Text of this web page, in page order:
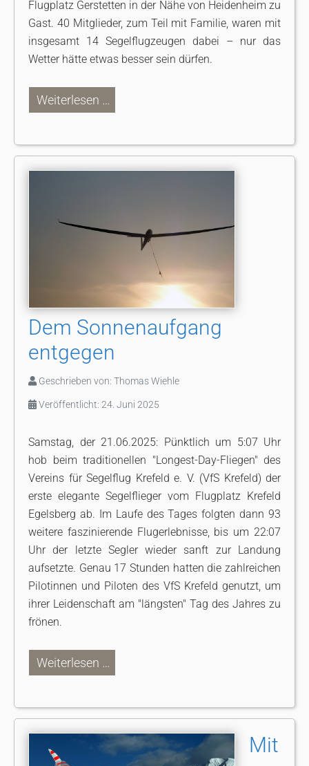
Flugplatz Gerstetten in der Nähe von Heidenheim zu
Gast. 40 Mitglieder, zum Teil mit Familie, waren mit
insgesamt 14 Segelflugzeugen dabei – nur das
Wetter hätte etwas besser sein dürfen.
Weiterlesen …
Dem Sonnenaufgang
entgegen
Geschrieben von: Thomas Wiehle
Veröffentlicht: 24. Juni 2025
Samstag, der 21.06.2025: Pünktlich um 5:07 Uhr
hob beim traditionellen "Longest-Day-Fliegen" des
Vereins für Segelflug Krefeld e. V. (VfS Krefeld) der
erste elegante Segelflieger vom Flugplatz Krefeld
Egelsberg ab. Im Laufe des Tages folgten dann 93
weitere faszinierende Flugerlebnisse, bis um 22:07
Uhr der letzte Segler wieder sanft zur Landung
aufsetzte. Genau 17 Stunden hatten die zahlreichen
Pilotinnen und Piloten des VfS Krefeld genutzt, um
ihrer Leidenschaft am "längsten" Tag des Jahres zu
frönen.
Weiterlesen …
Mit